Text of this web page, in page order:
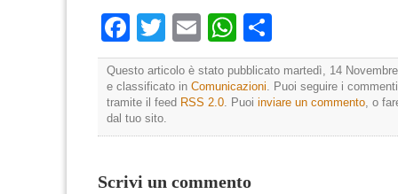
Facebook
TwitterEmailWhatsApp
Questo articolo è stato pubblicato martedì, 14
e classificato in Comunicazioni. Puoi seguire i
tramite il feed RSS 2.0. Puoi inviare un commento, o
dal tuo sito.
Scrivi un commento